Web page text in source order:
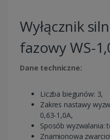
Wyłącznik
fazowy WS-
Dane techniczne:
Liczba biegunów: 3,
Zakres nastawy
0,63-1,0A,
Sposób wyzwalania:
Znamionowa